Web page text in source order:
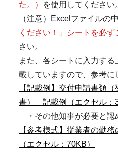
た。）
を使用してください。
（注意）Excelファイルの
ください！」シートを必ず
さい。
また、各シートに入力す
載していますので、参考
【記載例】交付申請書類
書） 記載例（エクセル：
・その他知事が必要と
【参考様式】従業者の勤
（エクセル：70KB）